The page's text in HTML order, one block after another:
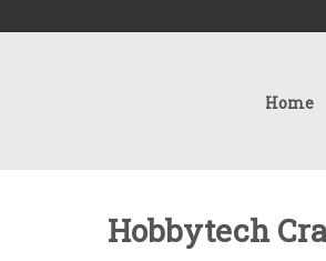
Home
Hobbytech